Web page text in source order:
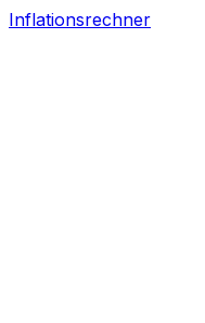
Inflationsrechner